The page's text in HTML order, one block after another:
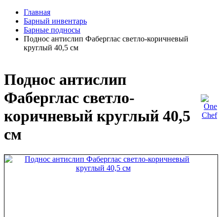
Главная
Барный инвентарь
Барные подносы
Поднос антислип Фаберглас светло-коричневый
круглый 40,5 см
Поднос антислип
Фаберглас светло-
коричневый круглый 40,5
см